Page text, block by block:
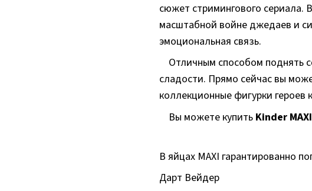
сюжет стримингового сериала.
масштабной войне джедаев и
эмоциональная связь.
Отличным способом поднять
сладости. Прямо сейчас вы
коллекционные фигурки героев
Вы можете купить Kinder
В яйцах MAXI гарантированно
Дарт Вейдер